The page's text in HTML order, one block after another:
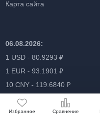
Избранное Сравнение
Карта сайта
06.08.2026:
1 USD - 80.9293 ₽
1 EUR - 93.1901 ₽
10 CNY - 119.6840 ₽